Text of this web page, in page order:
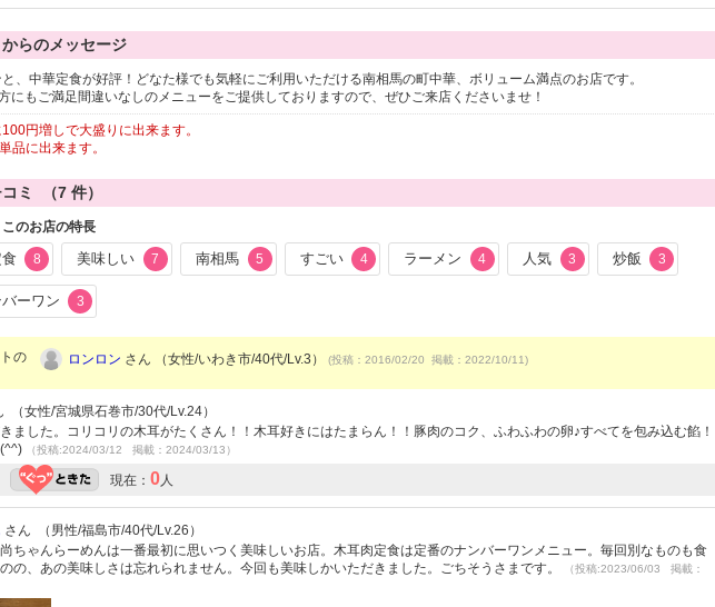
らのメッセージ
、中華定食が好評！どなた様でも気軽にご利用いただける南相馬の町中華、ボリューム満点のお店です。
にもご満足間違いなしのメニューをご提供しておりますので、ぜひご来店くださいませ！
円増しで大盛りに出来ます。
品に出来ます。
コミ （7 件）
のお店の特長
8 美味しい 7 南相馬 5 すごい 4 ラーメン 4 人気 3 炒飯 3
ーワン 3
の
ロンロン さん （女性/いわき市/40代/Lv.3） (投稿：2016/02/20 掲載：2022/10/11)
（女性/宮城県石巻市/30代/Lv.24）
ました。コリコリの木耳がたくさん！！木耳好きにはたまらん！！豚肉のコク、ふわふわの卵♪すべてを包み込む餡！
（投稿:2024/03/12 掲載：2024/03/13）
現在： 0人
さん （男性/福島市/40代/Lv.26）
ちゃんらーめんは一番最初に思いつく美味しいお店。木耳肉定食は定番のナンバーワンメニュー。毎回別なものも食
の、あの美味しさは忘れられません。今回も美味しかいただきました。ごちそうさまです。
（投稿:2023/06/03 掲載：